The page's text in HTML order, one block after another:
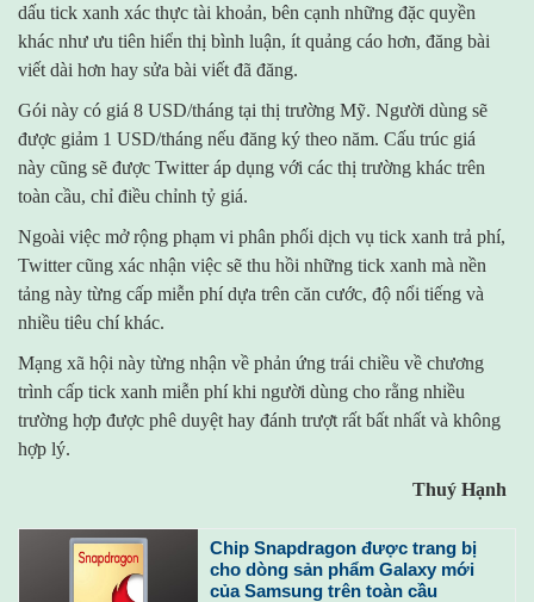
dấu tick xanh xác thực tài khoản, bên cạnh những đặc quyền
khác như ưu tiên hiển thị bình luận, ít quảng cáo hơn, đăng bài
viết dài hơn hay sửa bài viết đã đăng.
Gói này có giá 8 USD/tháng tại thị trường Mỹ. Người dùng sẽ
được giảm 1 USD/tháng nếu đăng ký theo năm. Cấu trúc giá
này cũng sẽ được Twitter áp dụng với các thị trường khác trên
toàn cầu, chỉ điều chỉnh tỷ giá.
Ngoài việc mở rộng phạm vi phân phối dịch vụ tick xanh trả phí,
Twitter cũng xác nhận việc sẽ thu hồi những tick xanh mà nền
tảng này từng cấp miễn phí dựa trên căn cước, độ nổi tiếng và
nhiều tiêu chí khác.
Mạng xã hội này từng nhận về phản ứng trái chiều về chương
trình cấp tick xanh miễn phí khi người dùng cho rằng nhiều
trường hợp được phê duyệt hay đánh trượt rất bất nhất và không
hợp lý.
Thuý Hạnh
Chip Snapdragon được trang bị
cho dòng sản phẩm Galaxy mới
của Samsung trên toàn cầu